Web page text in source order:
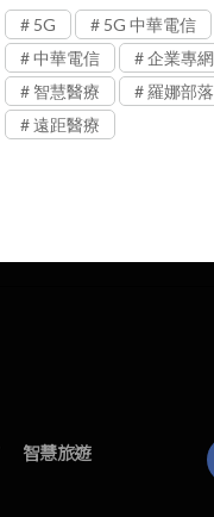
5G 5G 中華電信
中華電信
企業專網
智慧醫療
羅娜部落
遠距醫療
智慧旅遊